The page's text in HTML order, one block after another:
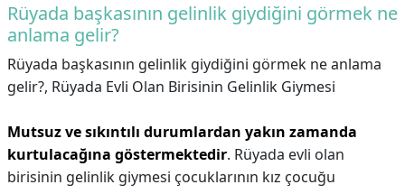
Rüyada başkasının gelinlik giydiğini görmek ne
anlama gelir?
Rüyada başkasının gelinlik giydiğini görmek ne anlama
gelir?, Rüyada Evli Olan Birisinin Gelinlik Giymesi
Mutsuz ve sıkıntılı durumlardan yakın zamanda
kurtulacağına göstermektedir. Rüyada evli olan
birisinin gelinlik giymesi çocuklarının kız çocuğu